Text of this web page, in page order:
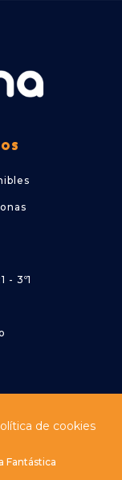
- 3º1
de cookies
Fantástica